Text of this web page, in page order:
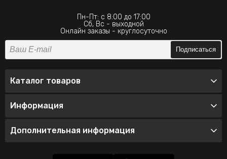
Пн-Пт: с 8:00 до 17:00
Сб, Вс - выходной
Онлайн заказы - круглосуточно
Подписаться
Каталог товаров
Информация
Дополнительная информация